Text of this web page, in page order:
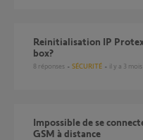
reinitialisation IP Protexiom GSM apres changement de
box?
8 réponses SÉCURITÉ il y a 3 mois
Impossible de se connecter sur mon alarme Protexiom
GSM à distance